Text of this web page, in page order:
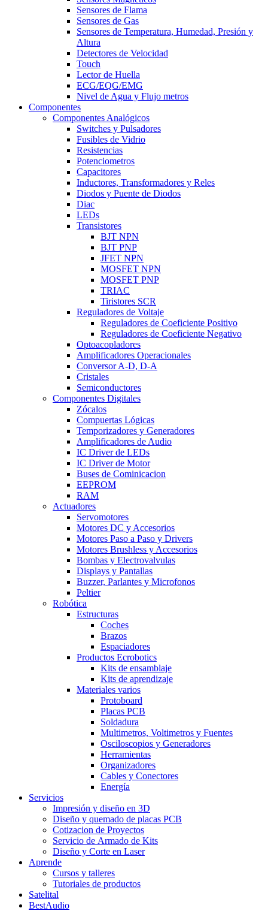
Sensores de Flama
Sensores de Gas
Sensores de Temperatura, Humedad, Presión y
Altura
Detectores de Velocidad
Touch
Lector de Huella
ECG/EQG/EMG
Nivel de Agua y Flujo metros
Componentes
Componentes Analógicos
Switches y Pulsadores
Fusibles de Vidrio
Resistencias
Potenciometros
Capacitores
Inductores, Transformadores y Reles
Diodos y Puente de Diodos
Diac
LEDs
Transistores
BJT NPN
BJT PNP
JFET NPN
MOSFET NPN
MOSFET PNP
TRIAC
Tiristores SCR
Reguladores de Voltaje
Reguladores de Coeficiente Positivo
Reguladores de Coeficiente Negativo
Optoacopladores
Amplificadores Operacionales
Conversor A-D, D-A
Cristales
Semiconductores
Componentes Digitales
Zócalos
Compuertas Lógicas
Temporizadores y Generadores
Amplificadores de Audio
IC Driver de LEDs
IC Driver de Motor
Buses de Cominicacion
EEPROM
RAM
Actuadores
Servomotores
Motores DC y Accesorios
Motores Paso a Paso y Drivers
Motores Brushless y Accesorios
Bombas y Electrovalvulas
Displays y Pantallas
Buzzer, Parlantes y Microfonos
Peltier
Robótica
Estructuras
Coches
Brazos
Espaciadores
Productos Ecrobotics
Kits de ensamblaje
Kits de aprendizaje
Materiales varios
Protoboard
Placas PCB
Soldadura
Multimetros, Voltimetros y Fuentes
Osciloscopios y Generadores
Herramientas
Organizadores
Cables y Conectores
Energía
Servicios
Impresión y diseño en 3D
Diseño y quemado de placas PCB
Cotizacion de Proyectos
Servicio de Armado de Kits
Diseño y Corte en Laser
Aprende
Cursos y talleres
Tutoriales de productos
Satelital
BestAudio